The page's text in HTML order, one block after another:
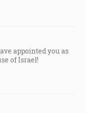
appointed you as
of Israel!